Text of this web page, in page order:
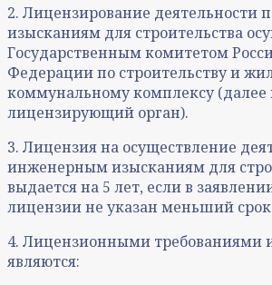
2. Лицензирование деятельности
изысканиям для строительства
Государственным комитетом
Федерации по строительству и
коммунальному комплексу
лицензирующий орган).
3. Лицензия на осуществление
инженерным изысканиям для
выдается на 5 лет, если в
лицензии не указан меньший
4. Лицензионными требованиями
являются: